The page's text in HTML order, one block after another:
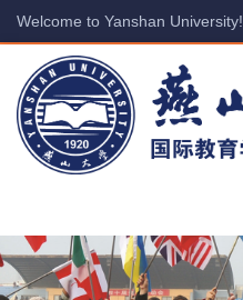
Welcome to Yanshan University!